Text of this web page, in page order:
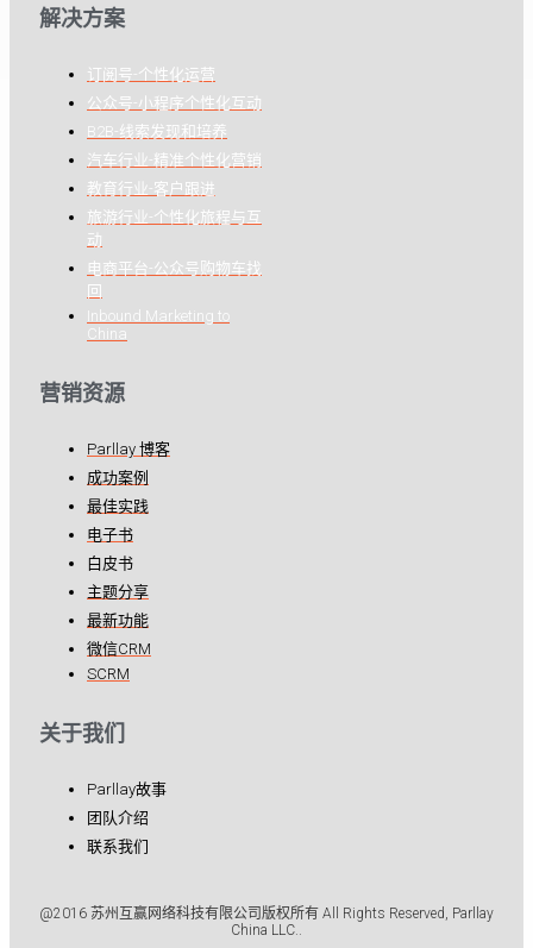
解决方案
订阅号-个性化运营
公众号-小程序个性化互动
B2B-线索发现和培养
汽车行业-精准个性化营销
教育行业-客户跟进
旅游行业-个性化旅程与互
动
电商平台-公众号购物车找
回
Inbound Marketing to
China
营销资源
Parllay 博客
成功案例
最佳实践
电子书
白皮书
主题分享
最新功能
微信CRM
SCRM
关于我们
Parllay故事
团队介绍
联系我们
@2016 苏州互赢网络科技有限公司版权所有 All Rights Reserved, Parllay
China LLC..